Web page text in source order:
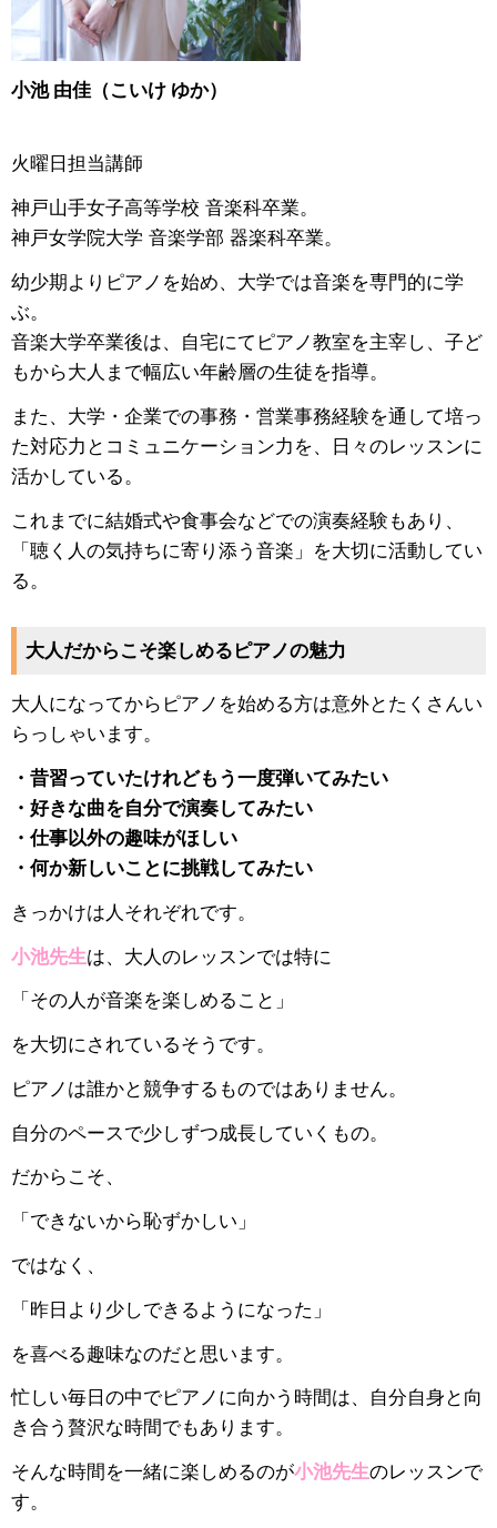
小池 由佳（こいけ ゆか）
火曜日担当講師
神戸山手女子高等学校 音楽科卒業。
神戸女学院大学 音楽学部 器楽科卒業。
幼少期よりピアノを始め、大学では音楽を専門的に学
ぶ。
音楽大学卒業後は、自宅にてピアノ教室を主宰し、子ど
もから大人まで幅広い年齢層の生徒を指導。
また、大学・企業での事務・営業事務経験を通して培っ
た対応力とコミュニケーション力を、日々のレッスンに
活かしている。
これまでに結婚式や食事会などでの演奏経験もあり、
「聴く人の気持ちに寄り添う音楽」を大切に活動してい
る。
大人だからこそ楽しめるピアノの魅力
大人になってからピアノを始める方は意外とたくさんい
らっしゃいます。
・昔習っていたけれどもう一度弾いてみたい
・好きな曲を自分で演奏してみたい
・仕事以外の趣味がほしい
・何か新しいことに挑戦してみたい
きっかけは人それぞれです。
小池先生は、大人のレッスンでは特に
「その人が音楽を楽しめること」
を大切にされているそうです。
ピアノは誰かと競争するものではありません。
自分のペースで少しずつ成長していくもの。
だからこそ、
「できないから恥ずかしい」
ではなく、
「昨日より少しできるようになった」
を喜べる趣味なのだと思います。
忙しい毎日の中でピアノに向かう時間は、自分自身と向
き合う贅沢な時間でもあります。
そんな時間を一緒に楽しめるのが小池先生のレッスンで
す。